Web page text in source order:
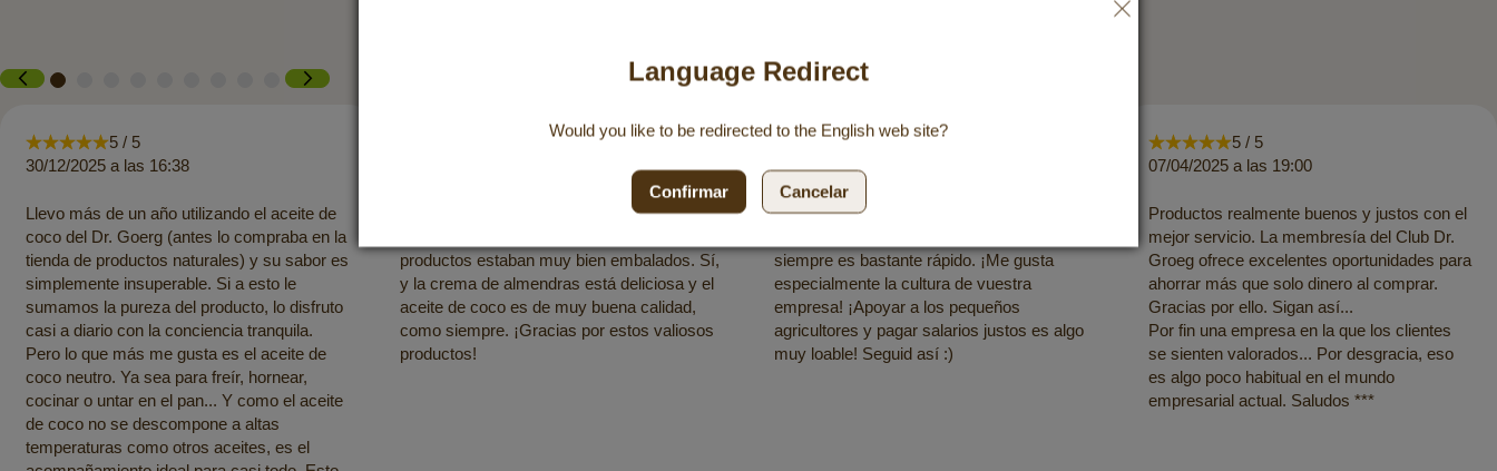
5 / 5
30/12/2025 a las 16:38
Llevo más de un año utilizando el aceite de
coco del Dr. Goerg (antes lo compraba en la
tienda de productos naturales) y su sabor es
simplemente insuperable. Si a esto le
sumamos la pureza del producto, lo disfruto
casi a diario con la conciencia tranquila.
Pero lo que más me gusta es el aceite de
coco neutro. Ya sea para freír, hornear,
cocinar o untar en el pan... Y como el aceite
de coco no se descompone a altas
temperaturas como otros aceites, es el
El pago se ha realizado sin problemas. La
productos estaban muy bien embalados. Sí,
y la crema de almendras está deliciosa y el
aceite de coco es de muy buena calidad,
como siempre. ¡Gracias por estos valiosos
productos!
5 / 5
16/07/2025 a las 23:21
Me gustan mucho los productos de Dr.
siempre es bastante rápido. ¡Me gusta
especialmente la cultura de vuestra
empresa! ¡Apoyar a los pequeños
agricultores y pagar salarios justos es algo
muy loable! Seguid así :)
5 / 5
07/04/2025 a las 19:00
Productos realmente buenos y justos con el
mejor servicio. La membresía del Club Dr.
Groeg ofrece excelentes oportunidades para
ahorrar más que solo dinero al comprar.
Gracias por ello. Sigan así...
Por fin una empresa en la que los clientes
se sienten valorados... Por desgracia, eso
es algo poco habitual en el mundo
empresarial actual. Saludos ***
Language Redirect
Would you like to be redirected to the English web site?
Confirmar Cancelar